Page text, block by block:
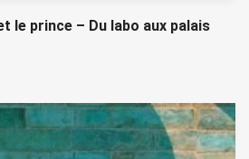
le prince – Du labo aux palais